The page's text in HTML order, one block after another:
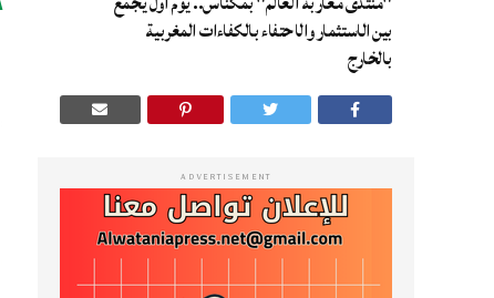
بين الاستثمار والاحتفاء بالكفاءات المغربية
بالخارج
ADVERTISEMENT